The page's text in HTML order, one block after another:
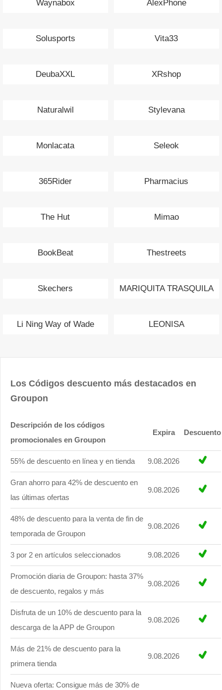
Waynabox AlexPhone
Solusports Vita33
DeubaXXL XRshop
Naturalwil Stylevana
Monlacata Seleok
365Rider Pharmacius
The Hut Mimao
BookBeat Thestreets
Skechers MARIQUITA TRASQUILA
Li Ning Way of Wade LEONISA
Los Códigos descuento más destacados en
Groupon
Descripción de los códigos
promocionales en Groupon
Expira Descuento
55% de descuento en línea y en tienda 9.08.2026
Gran ahorro para 42% de descuento en
las últimas ofertas
9.08.2026
48% de descuento para la venta de fin de
temporada de Groupon
9.08.2026
3 por 2 en artículos seleccionados 9.08.2026
Promoción diaria de Groupon: hasta 37%
de descuento, regalos y más
9.08.2026
Disfruta de un 10% de descuento para la
descarga de la APP de Groupon
9.08.2026
Más de 21% de descuento para la
primera tienda
9.08.2026
Nueva oferta: Consigue más de 30% de